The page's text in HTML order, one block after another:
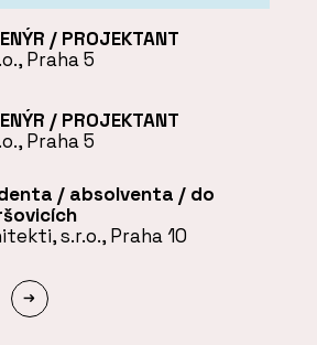
/ PROJEKTANT
Praha 5
/ PROJEKTANT
Praha 5
/ absolventa / do
s.r.o., Praha 10